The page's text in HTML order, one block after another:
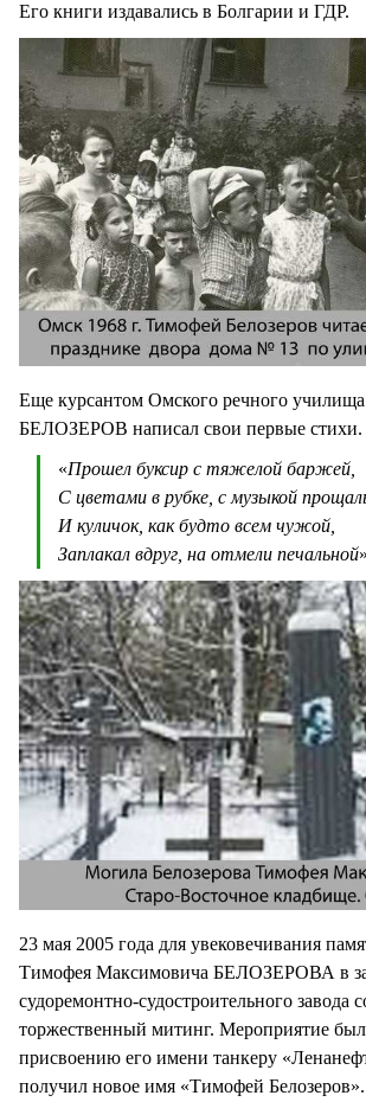
Его книги издавались в Болгарии и ГДР.
Еще курсантом Омского речного
БЕЛОЗЕРОВ написал свои первые стихи.
«Прошел буксир с тяжелой баржей,
С цветами в рубке, с музыкой
И куличок, как будто всем чужой,
Заплакал вдруг, на отмели печальной
23 мая 2005 года для увековечивания
Тимофея Максимовича БЕЛОЗЕРОВА в
судоремонтно-судостроительного завода
торжественный митинг. Мероприятие
присвоению его имени танкеру
получил новое имя «Тимофей